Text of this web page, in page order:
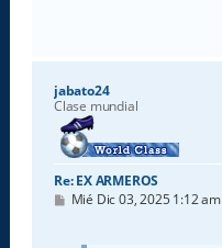
jabato24
Clase mundial
Re: EX ARMEROS
M
Mié Dic 03, 2025 1:12 am